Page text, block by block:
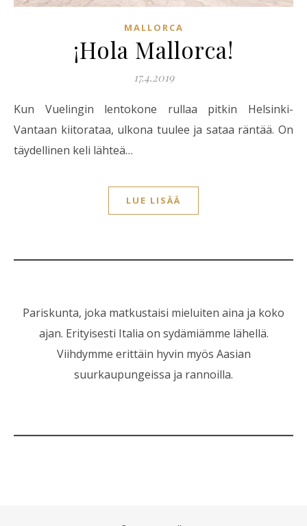
MALLORCA
¡Hola Mallorca!
17.4.2019
Kun Vuelingin lentokone rullaa pitkin Helsinki-
Vantaan kiitorataa, ulkona tuulee ja sataa räntää. On
täydellinen keli lähteä…
LUE LISÄÄ
Pariskunta, joka matkustaisi mieluiten aina ja koko
ajan. Erityisesti Italia on sydämiämme lähellä.
Viihdymme erittäin hyvin myös Aasian
suurkaupungeissa ja rannoilla.